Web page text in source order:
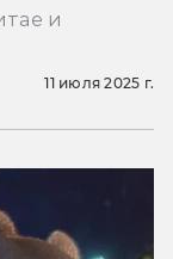
и
11 июля 2025 г.